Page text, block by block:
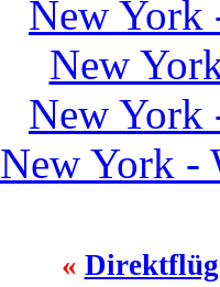
New
New
New
New York -
«